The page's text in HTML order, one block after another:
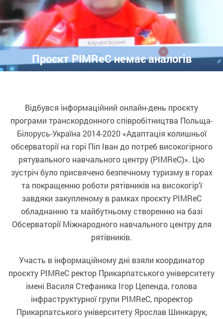
Проєкт PIMReC немає аналогів
Відбувся інформаційний онлайн-день проєкту
програми транскордонного співробітництва Польща-
Білорусь-Україна 2014-2020 «Адаптація колишньої
обсерваторії на горі Піп Іван до потреб високогірного
рятувального навчального центру (PIMReC)». Цю
зустріч було присвячено безпечному туризму в горах
та покращенню роботи рятівників на високогір’ї
завдяки закупленому в рамках проєкту PIMReC
обладнанню та майбутньому створенню на базі
Обсерваторії Міжнародного навчального центру для
рятівників.
Участь в інформаційному дні взяли координатор
проєкту PIMReC ректор Прикарпатського університету
імені Василя Стефаника Ігор Цепенда, голова
інфраструктурної групи PIMReC, проректор
Прикарпатського університету Ярослав Шинкарук,